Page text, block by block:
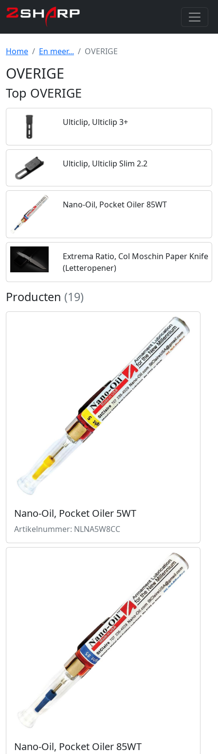
Home En meer... OVERIGE
OVERIGE
Top OVERIGE
Ulticlip, Ulticlip 3+
Ulticlip, Ulticlip Slim 2.2
Nano-Oil, Pocket Oiler 85WT
Extrema Ratio, Col Moschin Paper Knife
(Letteropener)
Producten (19)
Nano-Oil, Pocket Oiler 5WT
Artikelnummer: NLNA5W8CC
Nano-Oil, Pocket Oiler 85WT